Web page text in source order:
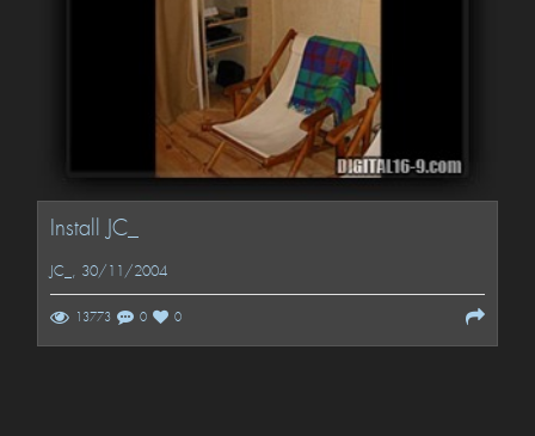
Install JC_
JC_ , 30/11/2004
13773 0 0